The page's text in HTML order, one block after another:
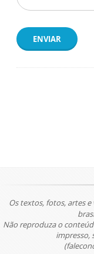
ENVIAR
Os textos, fotos, artes
Não reproduza o
impresso,